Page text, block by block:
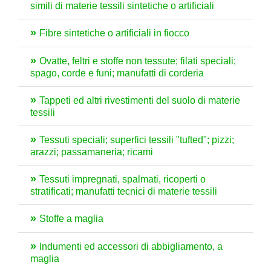
simili di materie tessili sintetiche o artificiali
Fibre sintetiche o artificiali in fiocco
Ovatte, feltri e stoffe non tessute; filati speciali;
spago, corde e funi; manufatti di corderia
Tappeti ed altri rivestimenti del suolo di materie
tessili
Tessuti speciali; superfici tessili "tufted"; pizzi;
arazzi; passamaneria; ricami
Tessuti impregnati, spalmati, ricoperti o
stratificati; manufatti tecnici di materie tessili
Stoffe a maglia
Indumenti ed accessori di abbigliamento, a
maglia